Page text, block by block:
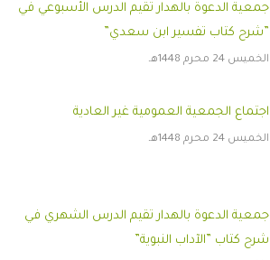
جمعية الدعوة بالهدار تقيم الدرس الأسبوعي في
”شرح كتاب تفسير ابن سعدي”
الخميس 24 محرم 1448هـ
اجتماع الجمعية العمومية غير العادية
الخميس 24 محرم 1448هـ
جمعية الدعوة بالهدار تقيم الدرس الشهري في
شرح كتاب ”الآداب النبوية”